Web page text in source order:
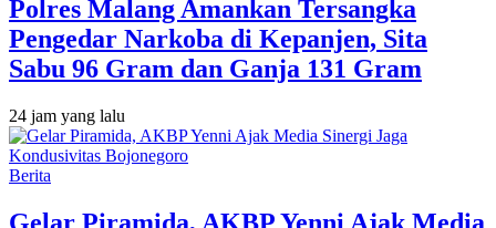
Polres Malang Amankan Tersangka
Pengedar Narkoba di Kepanjen, Sita
Sabu 96 Gram dan Ganja 131 Gram
24 jam yang lalu
Berita
Gelar Piramida, AKBP Yenni Ajak Media